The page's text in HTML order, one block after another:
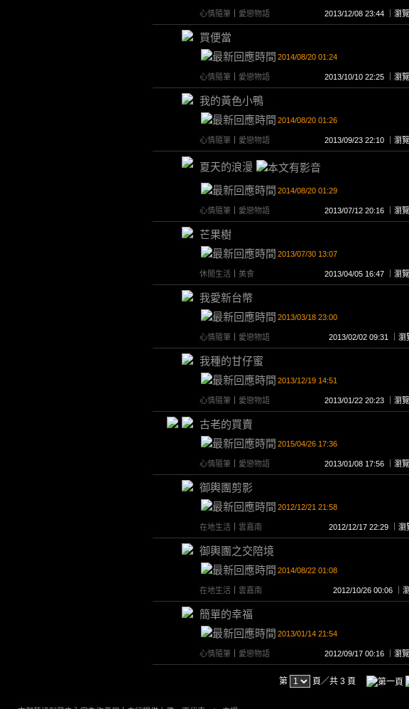
心情隨筆 愛戀物語 2013/12/08 23:44 ｜瀏
買便當
2014/08/20 01:24
心情隨筆 愛戀物語 2013/10/10 22:25 ｜瀏
我的黃色小鴨
2014/08/20 01:26
心情隨筆 愛戀物語 2013/09/23 22:10 ｜瀏
夏天的浪漫
2014/08/20 01:29
心情隨筆 愛戀物語 2013/07/12 20:16 ｜瀏
芒果樹
2013/07/30 13:07
休閒生活 美食 2013/04/05 16:47 ｜瀏
我愛新台幣
2013/03/18 23:00
心情隨筆 愛戀物語 2013/02/02 09:31 ｜
我種的甘仔蜜
2013/12/19 14:51
心情隨筆 愛戀物語 2013/01/22 20:23 ｜瀏
古老的買賣
2015/04/26 17:36
心情隨筆 愛戀物語 2013/01/08 17:56 ｜瀏
御輿團剪影
2012/12/21 21:58
在地生活 雲嘉南 2012/12/17 22:29 ｜
御輿團之交陪境
2014/08/22 01:08
在地生活 雲嘉南 2012/10/26 00:06 ｜
簡單的幸福
2013/01/14 21:54
心情隨筆 愛戀物語 2012/09/17 00:16 ｜瀏
第 頁／共 3 頁